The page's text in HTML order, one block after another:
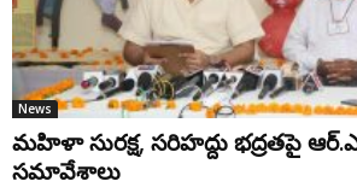
News
మహిళా సురక్ష, సరిహద్దు భద్రతపై
సమావేశాలు